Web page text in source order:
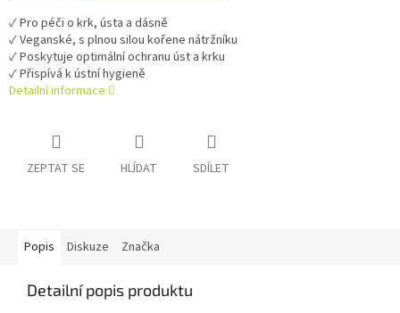
✓ Pro péči o krk, ústa a dásně
✓ Veganské, s plnou silou kořene nátržníku
✓ Poskytuje optimální ochranu úst a krku
✓ Přispívá k ústní hygieně
Detailní informace
ZEPTAT SE HLÍDAT SDÍLET
Popis Diskuze Značka
Detailní popis produktu